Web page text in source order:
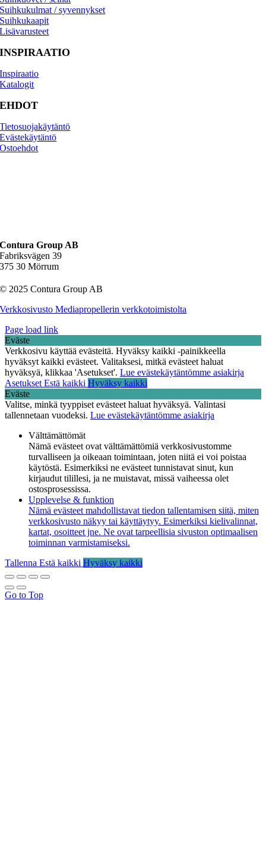
Suihkukulmat / syvennykset
Suihkukaapit
Lisävarusteet
INSPIRAATIO
Inspiraatio
Katalogit
EHDOT
Tietosuojakäytäntö
Evästekäytäntö
Osto­ehdot
Contura Group AB
Fabriksvägen 39
375 30 Mörrum
© 2025 Contura Group AB
Verkkosivusto Mediapropellerin verkkotoimistolta
Page load link
Eväste
Verkkosivu käyttää evästeitä. Hyväksy kaikki -painikkeella
hyväksyt kaikki evästeet. Valitaksesi, mitkä evästeet haluat
hyväksyä, klikkaa 'Asetukset'. Lue evästekäytäntömme asiakirja
Asetukset Estä kaikki Hyväksy kaikki
Eväste
Valitse, minkä tyyppiset evästeet haluat hyväksyä. Valintasi
tallennetaan vuodeksi. Lue evästekäytäntömme asiakirja
Välttämättömät
Nämä evästeet ovat välttämättömiä verkkosivustomme
turvalliseen ja oikeaan toimintaan, joten niitä ei voi poistaa
käytöstä. Esimerkiksi ne evästeet tunnistavat sinut, kun
kirjaudut tilillesi, ja ne muistavat, missä vaiheessa olet
ostosprosessissa.
Upplevelse & funktion
Nämä evästeet mahdollistavat tiedon tallentamisen siitä, miten
verkkosivusto näkyy tai käyttäytyy. Esimerkiksi kielivalinnat,
kartat, osoitteet jne. Ne ovat tarpeellisia sivuston optimaalisen
toiminnan varmistamiseksi.
Tallenna Estä kaikki Hyväksy kaikki
Go to Top